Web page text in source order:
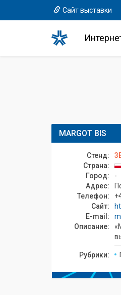
Сайт выставки
MARGOT BIS
Стенд:
Страна:
Город:
-
Адрес:
Телефон:
Сайт:
E-mail:
Описание:
Рубрики: